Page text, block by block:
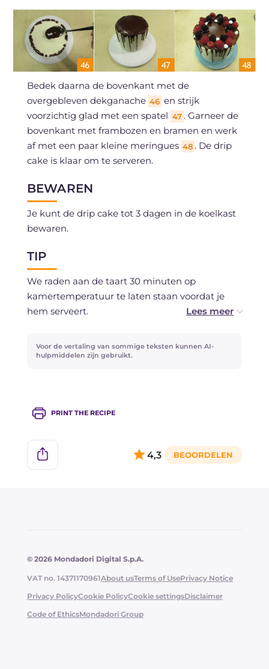
Bedek daarna de bovenkant met de
overgebleven dekganache 46 en strijk
voorzichtig glad met een spatel 47 . Garneer de
bovenkant met frambozen en bramen en werk
af met een paar kleine meringues 48 . De drip
cake is klaar om te serveren.
BEWAREN
Je kunt de drip cake tot 3 dagen in de koelkast
bewaren.
TIP
We raden aan de taart 30 minuten op
kamertemperatuur te laten staan voordat je
hem serveert.
Voor de vertaling van sommige teksten kunnen AI-
hulpmiddelen zijn gebruikt.
PRINT THE RECIPE
4,3
© 2026 Mondadori Digital S.p.A.
VAT no. 14371170961About usTerms of UsePrivacy Notice
Privacy PolicyCookie PolicyCookie settingsDisclaimer
Code of EthicsMondadori Group